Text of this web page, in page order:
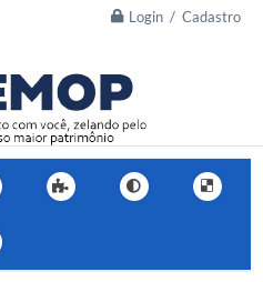
Login / Cadastro